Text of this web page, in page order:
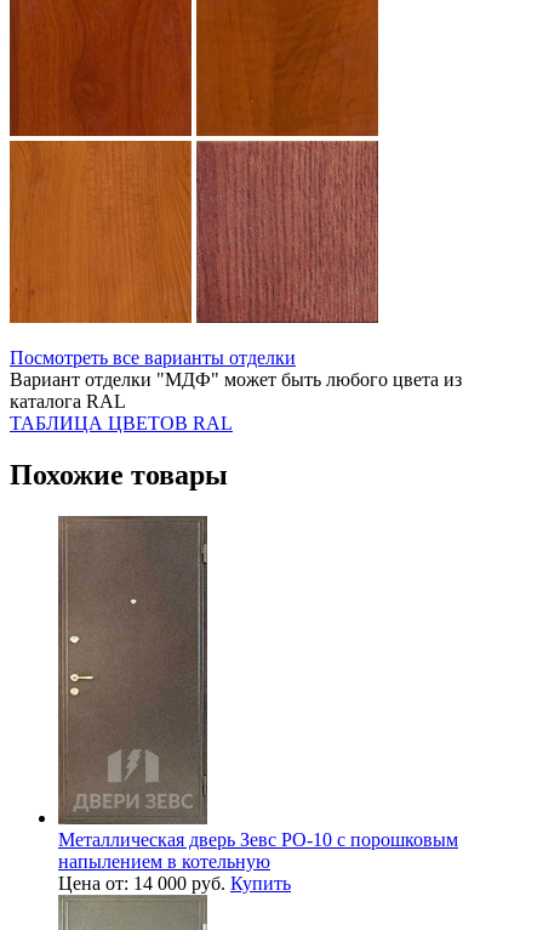
Посмотреть все варианты отделки
Вариант отделки "МДФ" может быть любого цвета из
каталога RAL
ТАБЛИЦА ЦВЕТОВ RAL
Похожие товары
Металлическая дверь Зевс PO-10 с порошковым
напылением в котельную
Цена от: 14 000 руб. Купить